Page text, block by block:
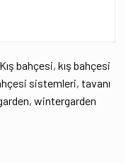
Kış bahçesi, kış bahçesi
sistemleri, tavanı
, wintergarden